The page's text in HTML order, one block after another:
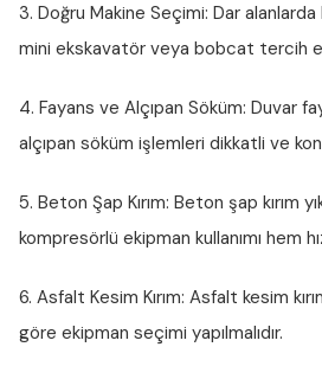
3. Doğru Makine Seçimi: Dar alanlarda
mini ekskavatör veya bobcat tercih
4. Fayans ve Alçıpan Söküm: Duvar
alçıpan söküm işlemleri dikkatli ve
5. Beton Şap Kırım: Beton şap kırım
kompresörlü ekipman kullanımı hem
6. Asfalt Kesim Kırım: Asfalt kesim
göre ekipman seçimi yapılmalıdır.